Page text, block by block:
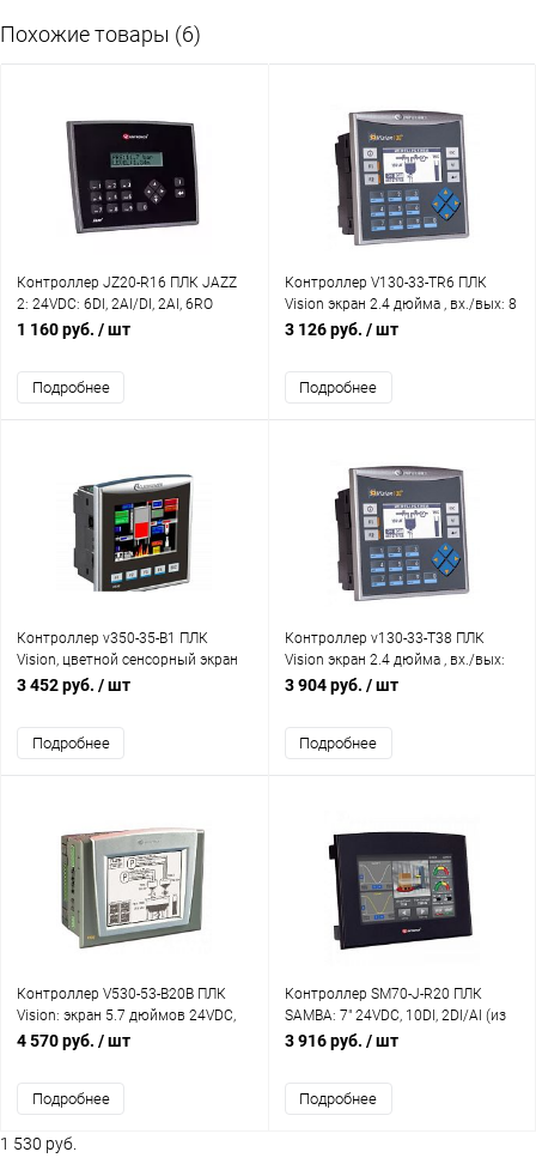
Похожие товары (6)
Контроллер JZ20-R16 ПЛК JAZZ
2: 24VDC: 6DI, 2AI/DI, 2AI, 6RO
Unitronics
1 160 руб. / шт
Подробнее
Контроллер V130-33-TR6 ПЛК
Vision экран 2.4 дюйма , вх./вых: 8
DI, 6 AI, 6 RO, 2 PTO HighSpeed
3 126 руб. / шт
Подробнее
Контроллер v350-35-B1 ПЛК
Vision, цветной сенсорный экран
3,5”, 5 клавиш, без вх./вых
3 452 руб. / шт
Подробнее
Контроллер v130-33-T38 ПЛК
Vision экран 2.4 дюйма , вх./вых:
20 DI, 2 AI/DI, 16 TO Unitronics
3 904 руб. / шт
Подробнее
Контроллер V530-53-B20B ПЛК
Vision: экран 5.7 дюймов 24VDC,
TFT (320X240), CAN, 2 RS232/485
4 570 руб. / шт
Подробнее
Контроллер SM70-J-R20 ПЛК
SAMBA: 7" 24VDC, 10DI, 2DI/AI (из
них 1HS/Энкодер), 8RO Unitronics
3 916 руб. / шт
Подробнее
1 530 руб.